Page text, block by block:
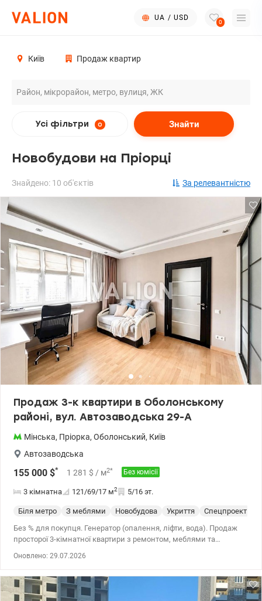
UA / USD
0
Київ Продаж квартир
Усі фільтри 0 Знайти
Новобудови на Пріорці
Знайдено: 10 об'єктів За релевантністю
Продаж 3-к квартири в Оболонському
районі, вул. Автозаводська 29-А
Мінська, Пріорка, Оболонський, Київ
Автозаводська
155 000 $* 1 281 $ / м2* Без комісії
3 кімнатна 121/69/17 м2 5/16 эт.
Біля метро З меблями Новобудова Укриття Спецпроект
Без % для покупця. Генератор (опалення, ліфти, вода). Продаж
просторої 3-кімнатної квартири з ремонтом, меблями та
житлова / 30 м² кухня-вітальня. Планування: 3 окремі кімнати та
функціональна кухня-віталня. Стан житловий, ремонту 5 років,
Оновлено: 29.07.2026